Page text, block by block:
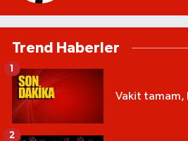
Trend Haberler
Vakit tamam,
1
2